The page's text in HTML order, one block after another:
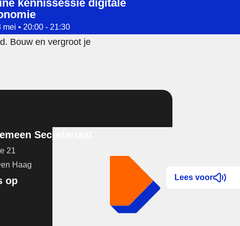
kennissessie digitale
mei • 20:00 - 21:30
Lees voor
Bouw en vergroot je
Secretariaat
21
Haag
op